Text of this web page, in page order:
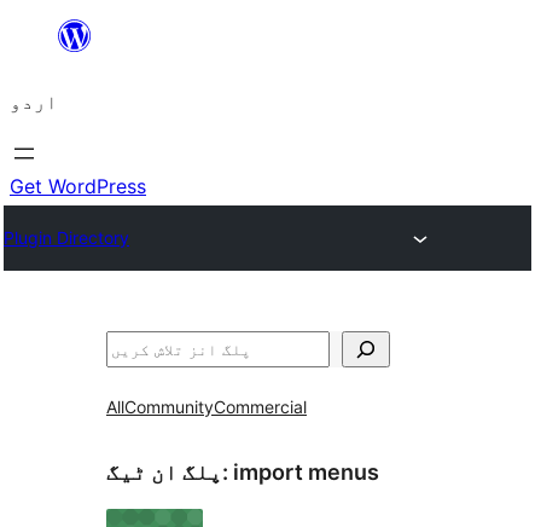
چھوڑیں
پر
جائیں
اردو
Get WordPress
Plugin Directory
تلاش
AllCommunityCommercial
پلگ ان ٹیگ: import menus